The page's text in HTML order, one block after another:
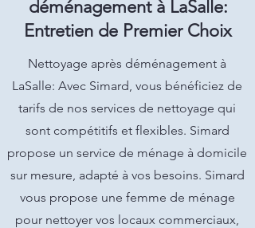
déménagement à LaSalle:
Entretien de Premier Choix
Nettoyage après déménagement à
LaSalle: Avec Simard, vous bénéficiez de
tarifs de nos services de nettoyage qui
sont compétitifs et flexibles. Simard
propose un service de ménage à domicile
sur mesure, adapté à vos besoins. Simard
vous propose une femme de ménage
pour nettoyer vos locaux commerciaux,